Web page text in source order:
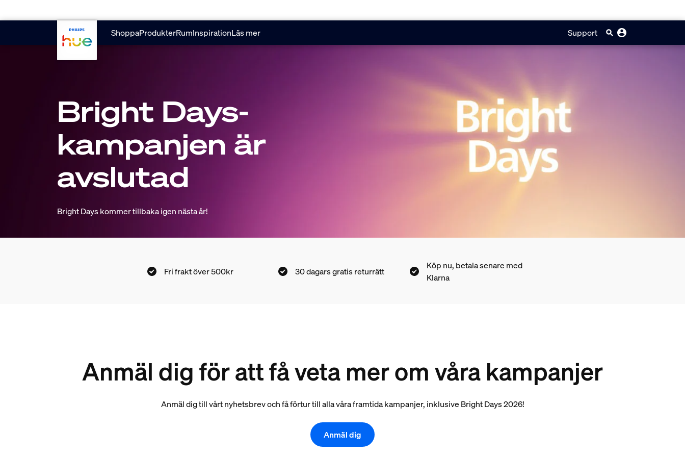
ShoppaProdukterRumInspirationLäs mer Support
Bright Days-
kampanjen är
avslutad
Bright Days kommer tillbaka igen nästa år!
Fri frakt över 500kr 30 dagars gratis returrätt
Köp nu, betala senare med
Klarna
Anmäl dig för att få veta mer om våra kampanjer
Anmäl dig till vårt nyhetsbrev och få förtur till alla våra framtida kampanjer, inklusive Bright Days 2026!
Anmäl dig